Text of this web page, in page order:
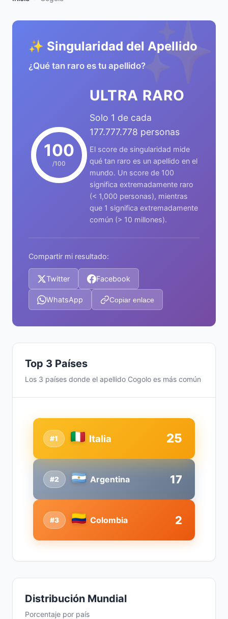
✨
✨ Singularidad del Apellido
¿Qué tan raro es tu apellido?
100
/100
ULTRA RARO
Solo 1 de cada
177.777.778 personas
El score de singularidad mide
qué tan raro es un apellido en el
mundo. Un score de 100
significa extremadamente raro
(< 1,000 personas), mientras
que 1 significa extremadamente
común (> 10 millones).
Compartir mi resultado:
Twitter Facebook
WhatsApp Copiar enlace
Top 3 Países
Los 3 países donde el apellido Cogolo es más común
#2 Argentina 17
#1 Italia 25
#3 Colombia 2
Distribución Mundial
Porcentaje por país